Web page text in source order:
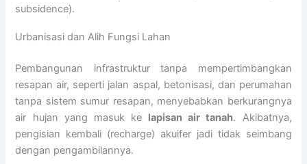
subsidence).
Urbanisasi dan Alih Fungsi Lahan
Pembangunan infrastruktur tanpa mempertimbangkan
resapan air, seperti jalan aspal, betonisasi, dan perumahan
tanpa sistem sumur resapan, menyebabkan berkurangnya
air hujan yang masuk ke lapisan air tanah. Akibatnya,
pengisian kembali (recharge) akuifer jadi tidak seimbang
dengan pengambilannya.